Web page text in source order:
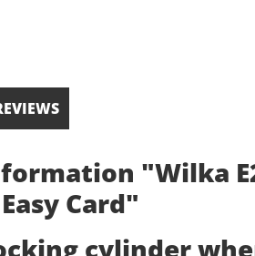
"Wilka
Card"
cylinder